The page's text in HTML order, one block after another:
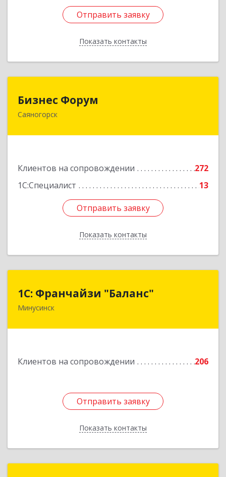
Отправить заявку
Показать контакты
Отправить заявку
Назад
Бизнес Форум
Саяногорск
Клиентов на сопровождении
272
1С:Специалист
13
Отправить заявку
Показать контакты
655603, Хакасия Респ, Саяногорск г, Советский
Отправить заявку
Назад
1С: Франчайзи "Баланс"
Минусинск
Клиентов на сопровождении 206
Отправить заявку
Показать контакты
1С: Франчайзи "Баланс"
662610, Красноярский край, Минусинск г,
Отправить заявку
Назад